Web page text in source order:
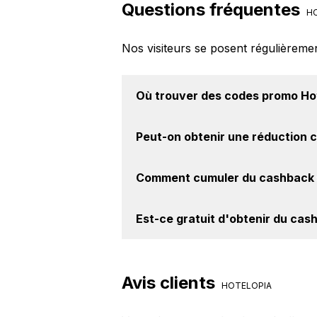
Questions fréquentes
Nos visiteurs se posent
Où trouver des codes promo
site BackBackBack, vous les
Peut-on obtenir une réduction
site web de Hotelopia. Ce montant
Comment cumuler du cashback
le cashback, réalisez votre
Est-ce gratuit d'obtenir du
Avis clients HOTELOPIA